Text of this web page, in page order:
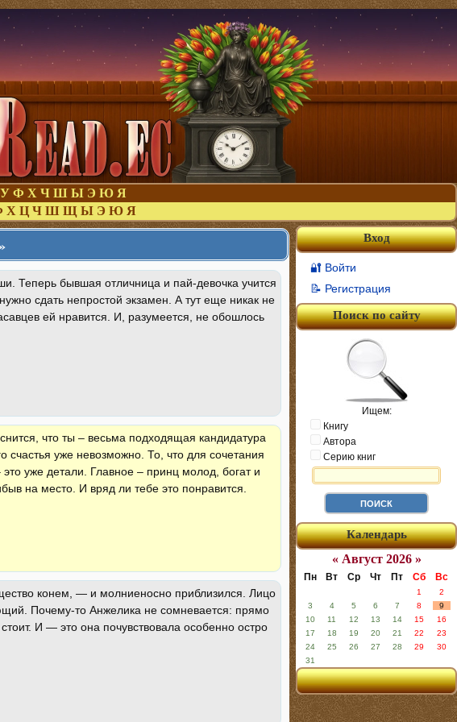
У Ф Х Ч Ш Ы Э Ю Я
Х Ц Ч Ш Щ Ы Э Ю Я
Теперь бывшая отличница и пай-девочка учится
сдать непростой экзамен. А тут еще никак не
ей нравится. И, разумеется, не обошлось
что ты – весьма подходящая кандидатура
счастья уже невозможно. То, что для сочетания
уже детали. Главное – принц молод, богат и
на место. И вряд ли тебе это понравится.
конем, — и молниеносно приблизился. Лицо
Почему-то Анжелика не сомневается: прямо
И — это она почувствовала особенно остро
Вход
🔐 Войти
📝 Регистрация
Поиск по сайту
Ищем:
Книгу
Автора
Серию книг
Календарь
« Август 2026 »
Пн Вт Ср Чт Пт Сб Вс
1
2
3
4 5 6 7 8
9
10
11 12 13 14 15
16
17
18 19 20 21 22
23
24
25 26 27 28 29
30
31